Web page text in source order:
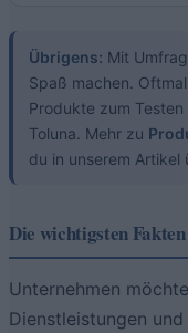
Übrigens: Mit
Spaß machen.
Produkte zum
Toluna. Mehr zu
du in unserem Artikel
Die wichtigsten
Unternehmen
Dienstleistungen